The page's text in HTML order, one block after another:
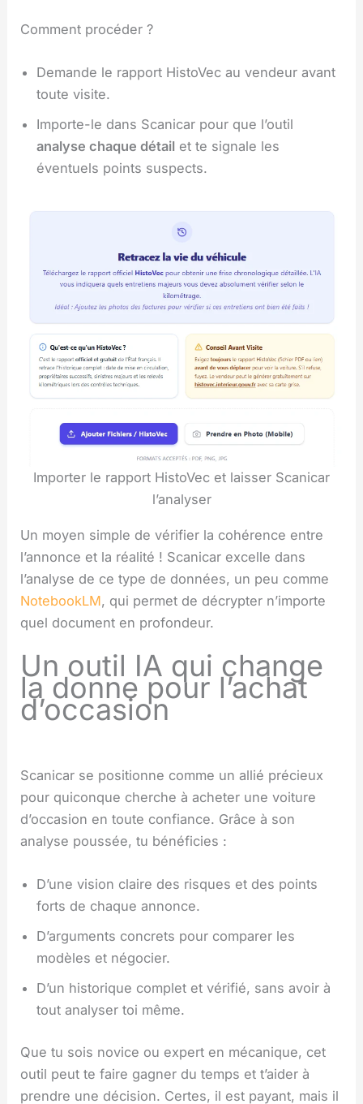
Comment procéder ?
Demande le rapport HistoVec au vendeur avant
toute visite.
Importe-le dans Scanicar pour que l’outil
analyse chaque détail et te signale les
éventuels points suspects.
Importer le rapport HistoVec et laisser Scanicar
l’analyser
Un moyen simple de vérifier la cohérence entre
l’annonce et la réalité ! Scanicar excelle dans
l’analyse de ce type de données, un peu comme
NotebookLM, qui permet de décrypter n’importe
quel document en profondeur.
Un outil IA qui change
la donne pour l’achat
d’occasion
Scanicar se positionne comme un allié précieux
pour quiconque cherche à acheter une voiture
d’occasion en toute confiance. Grâce à son
analyse poussée, tu bénéficies :
D’une vision claire des risques et des points
forts de chaque annonce.
D’arguments concrets pour comparer les
modèles et négocier.
D’un historique complet et vérifié, sans avoir à
tout analyser toi même.
Que tu sois novice ou expert en mécanique, cet
outil peut te faire gagner du temps et t’aider à
prendre une décision. Certes, il est payant, mais il